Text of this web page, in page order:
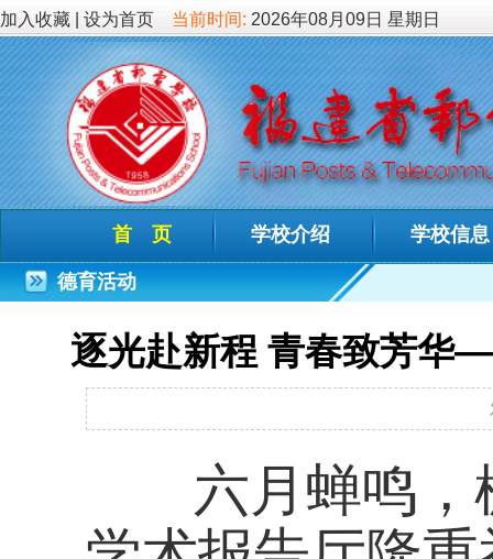
加入收藏|设为首页 当前时间:2026年08月09日 星期日
首 页 学校介绍 学校信息 德育教
逐光赴新程 青春致芳华——福建
六月蝉鸣，栀子飘
学术报告厅隆重举行
2026届毕业生及班
苏嵘，校党委副书记